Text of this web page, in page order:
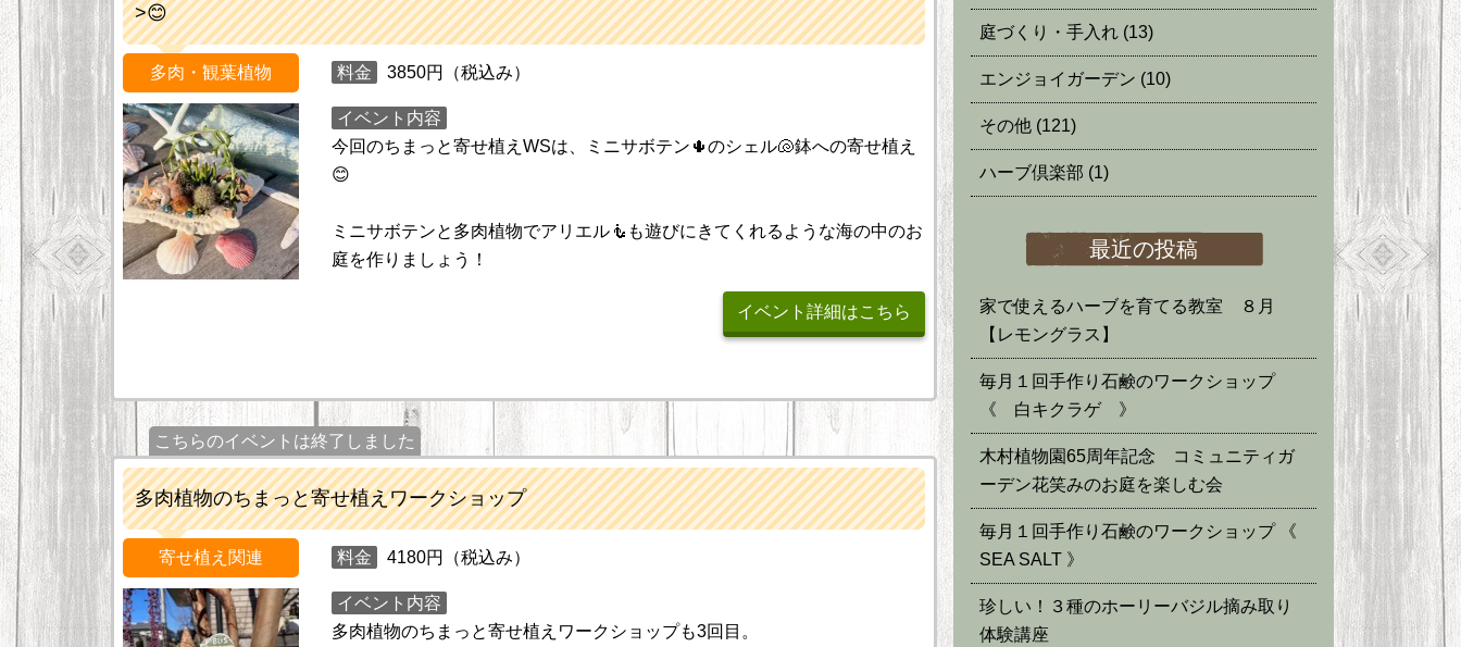
>😊
多肉・観葉植物 料金 3850円（税込み）
イベント内容
今回のちまっと寄せ植えWSは、ミニサボテン🌵のシェル🐚鉢への寄せ植え
😊
ミニサボテンと多肉植物でアリエル🧜も遊びにきてくれるような海の中のお
庭を作りましょう！
イベント詳細はこちら
こちらのイベントは終了しました
多肉植物のちまっと寄せ植えワークショップ
寄せ植え関連 料金 4180円（税込み）
イベント内容
多肉植物のちまっと寄せ植えワークショップも3回目。
庭づくり・手入れ (13)
エンジョイガーデン (10)
その他 (121)
ハーブ倶楽部 (1)
最近の投稿
家で使えるハーブを育てる教室 ８月
【レモングラス】
毎月１回手作り石鹸のワークショップ
《 白キクラゲ 》
木村植物園65周年記念 コミュニティガ
ーデン花笑みのお庭を楽しむ会
毎月１回手作り石鹸のワークショップ 《
SEA SALT 》
珍しい！３種のホーリーバジル摘み取り
体験講座